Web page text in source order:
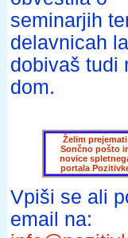
seminarjih
delavnicah
dobivaš tudi
dom.
Želim prejemati
Sončno pošto
novice
portala
Vpiši se ali
email na: